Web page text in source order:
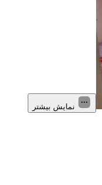
نمایش بیشتر